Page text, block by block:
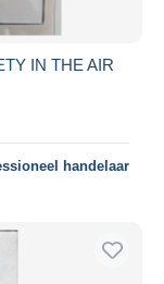
IN THE AIR
handelaar